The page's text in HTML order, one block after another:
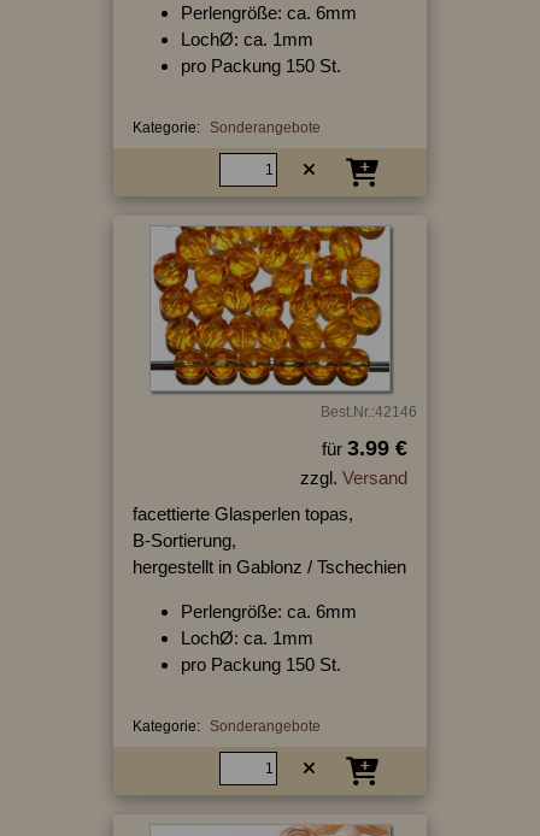
Perlengröße: ca. 6mm
LochØ: ca. 1mm
pro Packung 150 St.
Kategorie: Sonderangebote
Best.Nr.:42146
für 3.99 €
zzgl. Versand
facettierte Glasperlen topas,
B-Sortierung,
hergestellt in Gablonz / Tschechien
Perlengröße: ca. 6mm
LochØ: ca. 1mm
pro Packung 150 St.
Kategorie: Sonderangebote